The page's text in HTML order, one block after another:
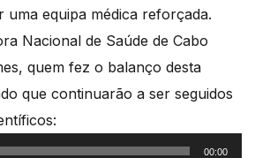
uma equipa médica reforçada.
Nacional de Saúde de Cabo
quem fez o balanço desta
que continuarão a ser seguidos
00:00